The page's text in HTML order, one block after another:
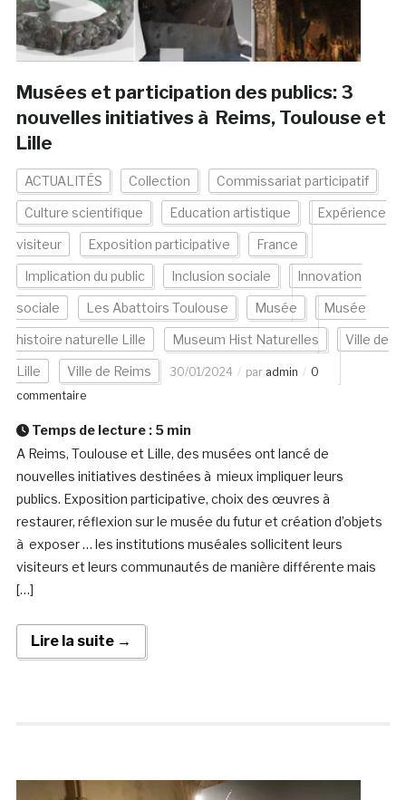
Musées et participation des publics: 3
nouvelles initiatives à Reims, Toulouse et
Lille
ACTUALITÉS Collection Commissariat participatif
Culture scientifique Education artistique Expérience
visiteur Exposition participative France
Implication du public Inclusion sociale Innovation
sociale Les Abattoirs Toulouse Musée Musée
histoire naturelle Lille Museum Hist Naturelles Ville de
Lille Ville de Reims 30/01/2024 par admin
0
commentaire
Temps de lecture : 5 min
A Reims, Toulouse et Lille, des musées ont lancé de
nouvelles initiatives destinées à mieux impliquer leurs
publics. Exposition participative, choix des œuvres à
restaurer, réflexion sur le musée du futur et création d’objets
à exposer … les institutions muséales sollicitent leurs
visiteurs et leurs communautés de manière différente mais
[…]
Lire la suite →